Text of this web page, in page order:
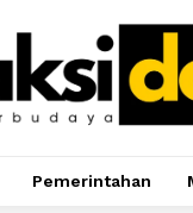
Pemerintahan